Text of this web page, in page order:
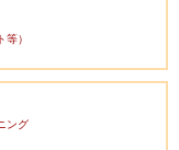
）
ング